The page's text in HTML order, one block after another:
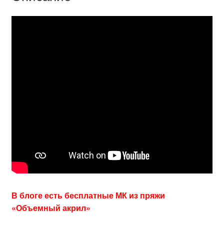
В блоге есть бесплатные МК из пряжи
«Объемный акрил»